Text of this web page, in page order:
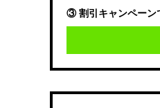
③ 割引キャンペーン